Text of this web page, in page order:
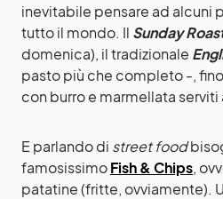
inevitabile pensare ad alcuni
tutto il mondo. Il Sunday
domenica), il tradizionale
pasto più che completo -,
con burro e marmellata serviti
E parlando di street food
famosissimoFish & Chips,
patatine (fritte, ovviamente).